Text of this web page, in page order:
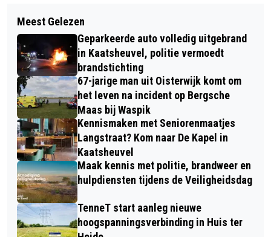
DOELMAN NIEK SCHIKS VERSTERKT
SELECTIE VAN RKC WAALWIJK VOOR
KOMEND SEIZOEN
TWEE GEWONDEN BIJ BOTSING
TUSSEN AUTO EN SCOOTER OP
KASTEELLAAN IN LOON OP ZAND
Meest Gelezen
Geparkeerde auto volledig uitgebrand
in Kaatsheuvel, politie vermoedt
brandstichting
67-jarige man uit Oisterwijk komt om
het leven na incident op Bergsche
Maas bij Waspik
Kennismaken met Seniorenmaatjes
Langstraat? Kom naar De Kapel in
Kaatsheuvel
Maak kennis met politie, brandweer en
hulpdiensten tijdens de Veiligheidsdag
TenneT start aanleg nieuwe
hoogspanningsverbinding in Huis ter